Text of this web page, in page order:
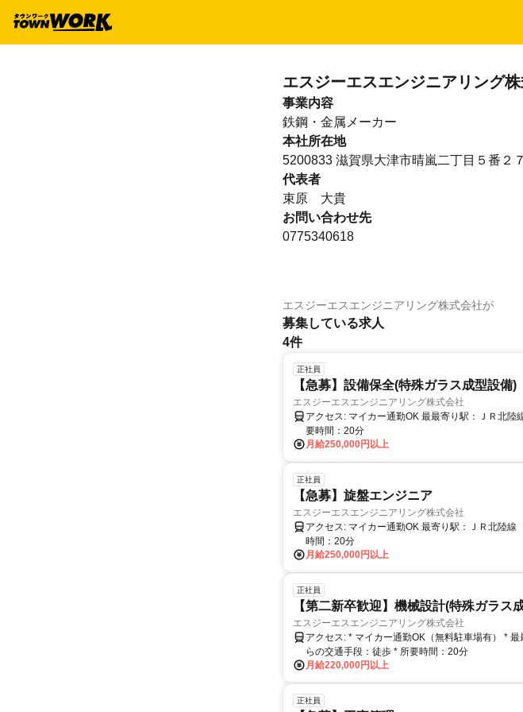
エスジーエスエンジニアリング
事業内容
鉄鋼・金属メーカー
本社所在地
5200833 滋賀県大津市晴嵐二丁目５番２
代表者
束原 大貴
お問い合わせ先
0775340618
エスジーエスエンジニアリング株式会社が
募集している求人
4件
正社員
【急募】設備保全(特殊ガラス成型設備)
エスジーエスエンジニアリング株式会社
月給250,000円以上
アクセス: マイカー通勤OK 最最寄り駅：ＪＲ北陸線 高月駅 最寄り駅からの交通手段：徒歩 所
要時間：20分
正社員
【急募】旋盤エンジニア
エスジーエスエンジニアリング株式会社
月給250,000円以上
アクセス: マイカー通勤OK 最寄り駅：ＪＲ北陸線 高月駅 最寄り駅からの交通手段：徒歩 所要
時間：20分
正社員
【第二新卒歓迎】機械設計(特殊ガラス
エスジーエスエンジニアリング株式会社
月給220,000円以上
アクセス: * マイカー通勤OK（無料駐車場有） * 最最寄り駅：ＪＲ北陸線 高月駅 * 最寄り駅か
らの交通手段：徒歩 * 所要時間：20分
正社員